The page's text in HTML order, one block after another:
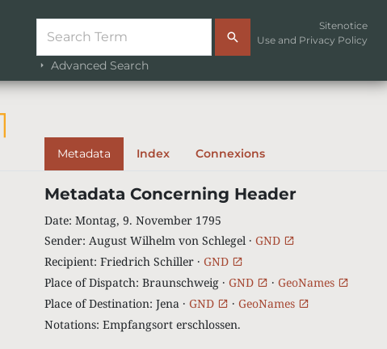
Advanced Search
Sitenotice
Use and Privacy Policy
Metadata Index Connexions
Metadata Concerning Header
Date: Montag, 9. November 1795
Sender: August Wilhelm von Schlegel · GND
Recipient: Friedrich Schiller · GND
Place of Dispatch: Braunschweig · GND · GeoNames
Place of Destination: Jena · GND · GeoNames
Notations: Empfangsort erschlossen.